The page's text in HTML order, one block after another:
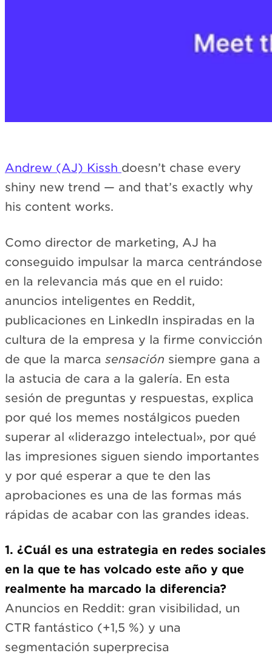
Andrew (AJ) Kissh doesn’t chase every
shiny new trend — and that’s exactly why
his content works.
Como director de marketing, AJ ha
conseguido impulsar la marca centrándose
en la relevancia más que en el ruido:
anuncios inteligentes en Reddit,
publicaciones en LinkedIn inspiradas en la
cultura de la empresa y la firme convicción
de que la marca sensación siempre gana a
la astucia de cara a la galería. En esta
sesión de preguntas y respuestas, explica
por qué los memes nostálgicos pueden
superar al «liderazgo intelectual», por qué
las impresiones siguen siendo importantes
y por qué esperar a que te den las
aprobaciones es una de las formas más
rápidas de acabar con las grandes ideas.
1. ¿Cuál es una estrategia en redes sociales
en la que te has volcado este año y que
realmente ha marcado la diferencia?
Anuncios en Reddit: gran visibilidad, un
CTR fantástico (+1,5 %) y una
segmentación superprecisa